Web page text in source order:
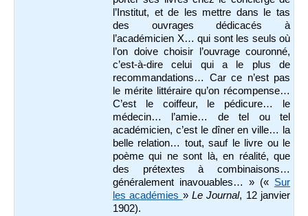
l’Institut, et de les mettre dans le tas
des ouvrages dédicacés à
l’académicien X… qui sont les seuls où
l’on doive choisir l’ouvrage couronné,
c’est-à-dire celui qui a le plus de
recommandations… Car ce n’est pas
le mérite littéraire qu’on récompense…
C’est le coiffeur, le pédicure… le
médecin… l’amie… de tel ou tel
académicien, c’est le dîner en ville… la
belle relation… tout, sauf le livre ou le
poème qui ne sont là, en réalité, que
des prétextes à combinaisons…
généralement inavouables… » (« Sur
les académies »Le Journal, 12 janvier
1902).